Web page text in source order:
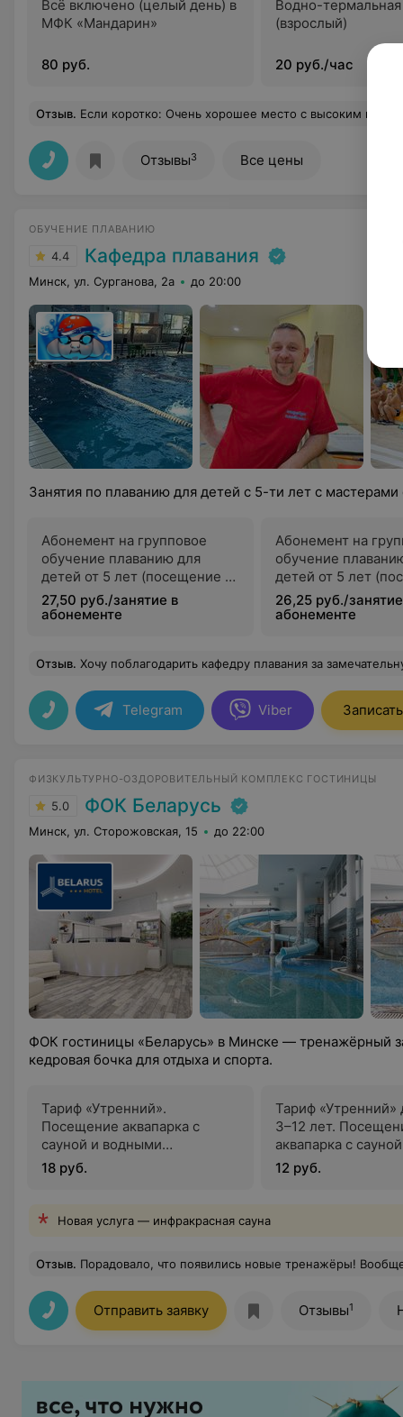
Всё включено (целый день) в
МФК «Мандарин»
80 руб.
Водно-термальная
(взрослый)
20 руб./час
Отзыв. Если коротко: Очень хорошее место с высоким качеством услуг и низкой стоимостью. Приезжаешь, огромная парковка, чуть что, можно поставить автомобиль вдоль дороги, либо рядом есть паркинг (бесплатный для посетителей). Заходишь, показываешь билет, попадаешь в раздевалку без кабинок (разделение по полу конечно же). Все голые. Далее попадаешь в
Отзывы3 Все цены
ОБУЧЕНИЕ ПЛАВАНИЮ
4.4 Кафедра плавания
Минск, ул. Сурганова, 2а до 20:00
Занятия по плаванию для детей с 5-ти лет с мастерами
Абонемент на групповое
обучение плаванию для
детей от 5 лет (посещение 1
раз в неделю)
27,50 руб./занятие в
абонементе
Абонемент на
обучение
детей от 5 лет
раза в неделю)
26,25 руб./
абонементе
Отзыв. Хочу поблагодарить кафедру плавания за замечательную работу с детьми. Здесь действительно умеют не только обучать технике плавания, но и прививать любовь к спорту, дисциплине и здоровому образу жизни. Занятия проходят в дружеской и позитивной атмосфере, где каждый ребёнок чувствует себя уверенно и получает внимание. Педагоги умеют находить подход даже к самым застенчивым детям, превращая каждую тренировку в интересное и полезное занятие.
Telegram Viber
ФИЗКУЛЬТУРНО-ОЗДОРОВИТЕЛЬНЫЙ КОМПЛЕКС ГОСТИНИЦЫ
5.0 ФОК Беларусь
Минск, ул. Сторожовская, 15 до 22:00
ФОК гостиницы «Беларусь» в Минске — тренажёрный
кедровая бочка для отдыха и спорта.
Тариф «Утренний».
Посещение аквапарка с
сауной и водными
процедурами 1 сеанс (1 час)
18 руб.
Тариф «Утренний»
3–12 лет.
аквапарка с
водными
сеанс (1 час)
12 руб.
Новая услуга — инфракрасная сауна
Отзыв. Порадовало, что появились новые тренажёры! Вообще все оборудование обновили! Сейчас тренажёры разнообразные: и кардио, и силовые — каждый найдёт под свои задачи. А я постоянно хожу сюда. Мне нравится, что все чисто, центр Минска. Есть парковка. Часто посещаю бассейн, он под стеклянным куполом, мне очень
Отправить заявку Отзывы1